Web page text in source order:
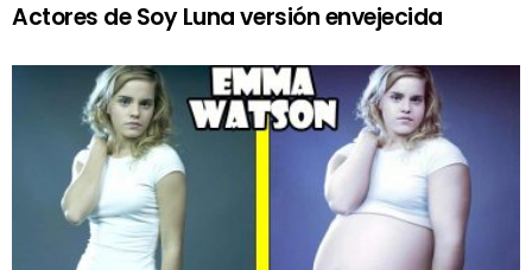
Actores de Soy Luna versión envejecida